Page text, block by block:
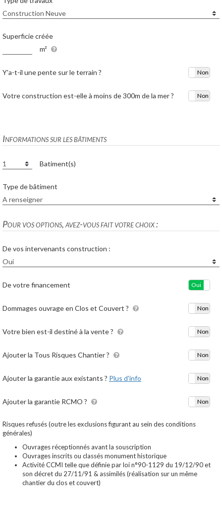
Superficie créée
m²
Y'a-t-il une pente sur le terrain ? Non
Votre construction est-elle à moins de 300m de la mer ? Non
Informations sur les bâtiments
Batiment(s)
Type de bâtiment
Pour vos options, avez-vous fait votre choix :
De vos intervenants construction :
De votre financement Oui
Dommages ouvrage en Clos et Couvert ? Non
Votre bien est-il destiné à la vente ? Non
Ajouter la Tous Risques Chantier ? Non
Ajouter la garantie aux existants ? Plus d'info Non
Ajouter la garantie RCMO ? Non
Risques refusés (outre les exclusions figurant au sein des conditions
générales)
Ouvrages réceptionnés avant la souscription
Ouvrages inscrits ou classés monument historique
Activité CCMI telle que définie par loi n°90-1129 du 19/12/90 et
son décret du 27/11/91 & assimilés (réalisation sur un même
chantier du clos et couvert)